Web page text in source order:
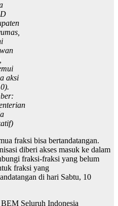
aksi
fraksi bisa bertandatangan.
diberi akses masuk ke dalam
fraksi-fraksi yang belum
fraksi yang
di hari Sabtu, 10
Seluruh Indonesia